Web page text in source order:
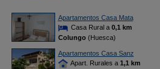
Apartamentos Casa Mata
Casa Rural a 0,1 km
Colungo(Huesca)
Apartamentos Casa Sanz
Apart. Rurales a 1,1 km